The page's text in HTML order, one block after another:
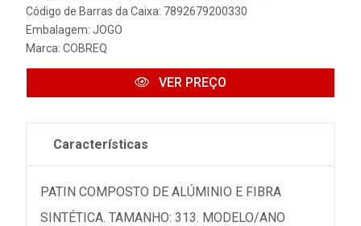
Código de Barras da Caixa: 7892679200330
Embalagem: JOGO
Marca: COBREQ
VER PREÇO
Características
PATIN COMPOSTO DE ALÚMINIO E FIBRA
SINTÉTICA. TAMANHO: 313. MODELO/ANO